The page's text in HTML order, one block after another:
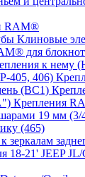
RAM®
Клиновые
для
Крепления
19 мм (3/
(465)